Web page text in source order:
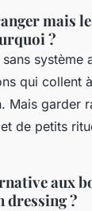
mais
?
système
qui collent
Mais garder
de petits
aux
dressing ?